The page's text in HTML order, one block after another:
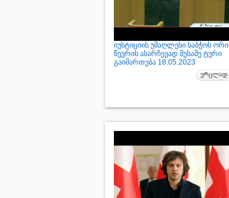
იუსტიციის უმაღლესი საბჭოს ორი
წევრის ასარჩევად მესამე ტური
გაიმართება 18.05.2023